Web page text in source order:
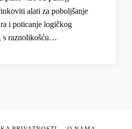
alati za poboljšanje
i poticanje logičkog
s raznolikošću…